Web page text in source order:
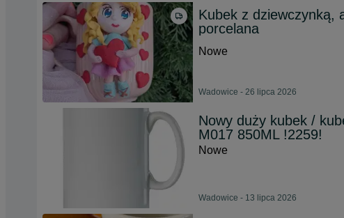
Kubek z dziewczynką,
porcelana
Nowe
Wadowice - 26 lipca 2026
Nowy duży kubek /
M017 850ML !2259!
Nowe
Wadowice - 13 lipca 2026